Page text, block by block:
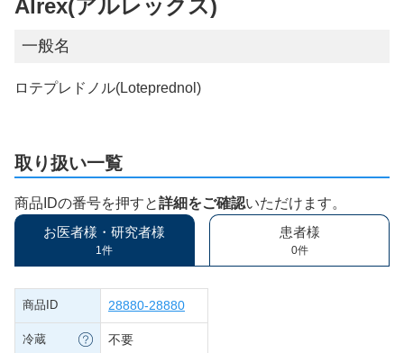
Alrex(アルレックス)
一般名
ロテプレドノル(Loteprednol)
取り扱い一覧
商品IDの番号を押すと詳細をご確認いただけます。
お医者様・研究者様
1件
患者様
0件
商品ID 28880-28880
冷蔵 不要